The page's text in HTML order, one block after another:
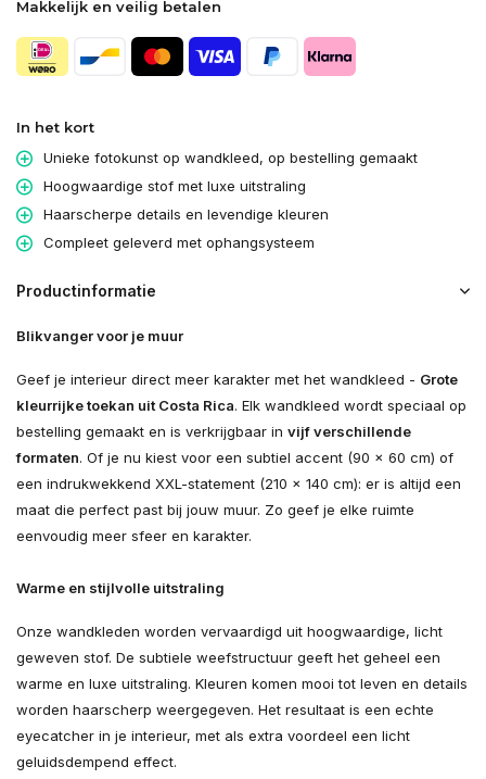
Makkelijk en veilig betalen
In het kort
Unieke fotokunst op wandkleed, op bestelling gemaakt
Hoogwaardige stof met luxe uitstraling
Haarscherpe details en levendige kleuren
Compleet geleverd met ophangsysteem
Productinformatie
Blikvanger voor je muur
Geef je interieur direct meer karakter met het wandkleed - Grote
kleurrijke toekan uit Costa Rica. Elk wandkleed wordt speciaal op
bestelling gemaakt en is verkrijgbaar in vijf verschillende
formaten. Of je nu kiest voor een subtiel accent (90 × 60 cm) of
een indrukwekkend XXL-statement (210 × 140 cm): er is altijd een
maat die perfect past bij jouw muur. Zo geef je elke ruimte
eenvoudig meer sfeer en karakter.
Warme en stijlvolle uitstraling
Onze wandkleden worden vervaardigd uit hoogwaardige, licht
geweven stof. De subtiele weefstructuur geeft het geheel een
warme en luxe uitstraling. Kleuren komen mooi tot leven en details
worden haarscherp weergegeven. Het resultaat is een echte
eyecatcher in je interieur, met als extra voordeel een licht
geluidsdempend effect.